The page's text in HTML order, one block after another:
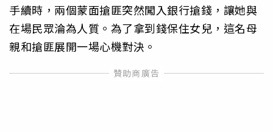
手續時，兩個蒙面搶匪突然闖入銀行搶錢，讓她與
在場民眾淪為人質。為了拿到錢保住女兒，這名母
親和搶匪展開一場心機對決。